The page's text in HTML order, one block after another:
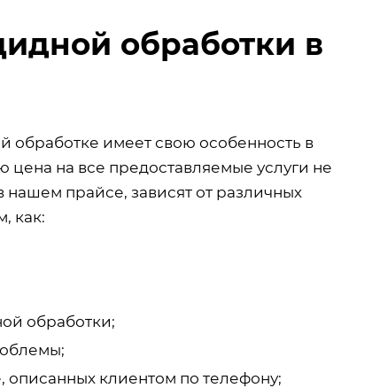
обработки в
обработке имеет свою особенность в
цена на все предоставляемые услуги не
прайсе, зависят от различных
как:
обработки;
описанных клиентом по телефону;